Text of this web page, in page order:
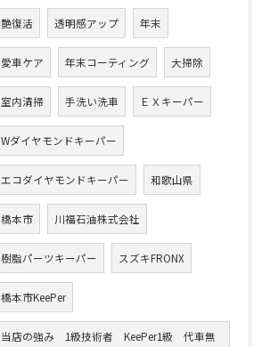
艶復活 透明感アップ 年末
愛車ケア 年末コーティング 大掃除
室内清掃 手洗い洗車 ＥＸキーパー
Wダイヤモンドキーパー
エコダイヤモンドキーパー 和歌山県
橋本市 川福石油株式会社
樹脂パーツキーパー スズキFRONX
橋本市KeePer
当店の強み 1級技術者 KeePer1級 代車無